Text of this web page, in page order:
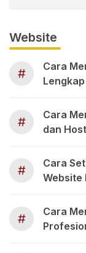
Website
#
Cara
Lengkap
#
Cara
dan
#
Cara
Website
#
Cara